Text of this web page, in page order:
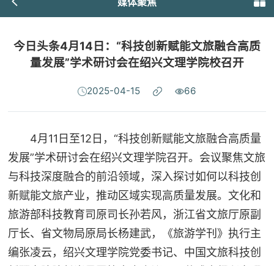
今日头条4月14日：“科技创新赋能文旅融合高质
量发展”学术研讨会在绍兴文理学院校召开
2025-04-15 66
4月11日至12日，“科技创新赋能文旅融合高质量
发展”学术研讨会在绍兴文理学院召开。会议聚焦文旅
与科技深度融合的前沿领域，深入探讨如何以科技创
新赋能文旅产业，推动区域实现高质量发展。文化和
旅游部科技教育司原司长孙若风，浙江省文旅厅原副
厅长、省文物局原局长杨建武，《旅游学刊》执行主
编张凌云，绍兴文理学院党委书记、中国文旅科技创